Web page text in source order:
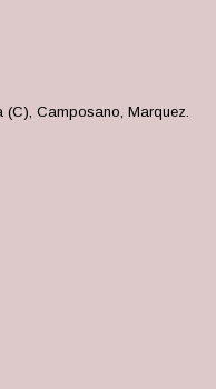
(C), Camposano, Marquez.